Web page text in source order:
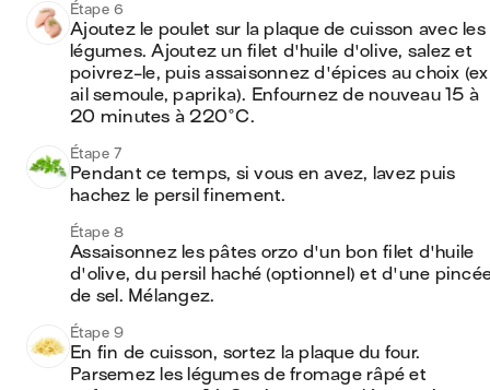
Étape 6
Ajoutez le poulet sur la plaque de cuisson avec les
légumes. Ajoutez un filet d'huile d'olive, salez et
poivrez-le, puis assaisonnez d'épices au choix
ail semoule, paprika). Enfournez de nouveau 15 à
20 minutes à 220°C.
Étape 7
Pendant ce temps, si vous en avez, lavez puis
hachez le persil finement.
Étape 8
Assaisonnez les pâtes orzo d'un bon filet d'huile
d'olive, du persil haché (optionnel) et d'une
de sel. Mélangez.
Étape 9
En fin de cuisson, sortez la plaque du four.
Parsemez les légumes de fromage râpé et